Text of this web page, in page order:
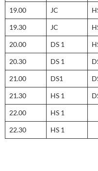
19.00 JC
19.30 JC
20.00 DS 1
20.30 DS 1
21.00 DS1
21.30 HS 1
22.00 HS 1
22.30 HS 1